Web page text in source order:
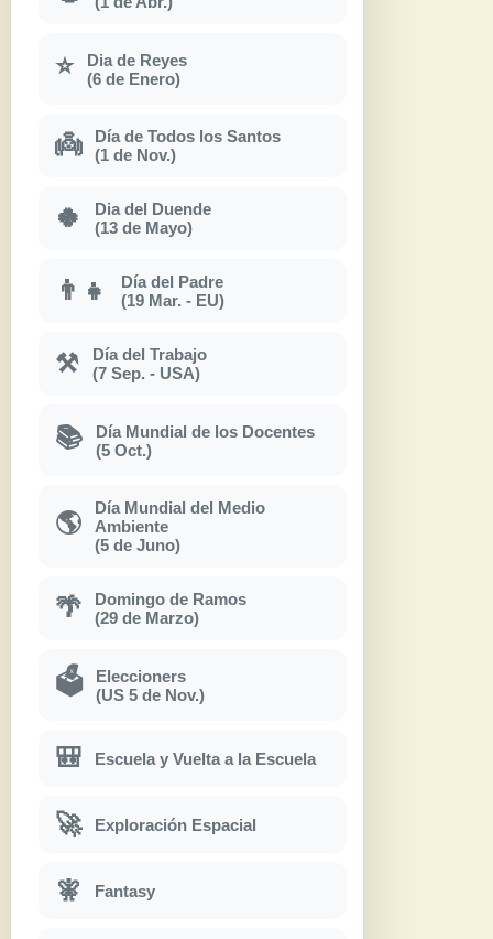
⭐
Dia de Reyes
(6 de Enero)
👼
Día de Todos los Santos
(1 de Nov.)
🍀
Dia del Duende
(13 de Mayo)
👨‍👧
Día del Padre
(19 Mar. - EU)
⚒
Día del Trabajo
(7 Sep. - USA)
📚
Día Mundial de los Docentes
(5 Oct.)
🌎
Día Mundial del Medio
Ambiente
(5 de Juno)
🌴
Domingo de Ramos
(29 de Marzo)
🗳
Eleccioners
(US 5 de Nov.)
🎒 Escuela y Vuelta a la Escuela
🚀 Exploración Espacial
🧚 Fantasy